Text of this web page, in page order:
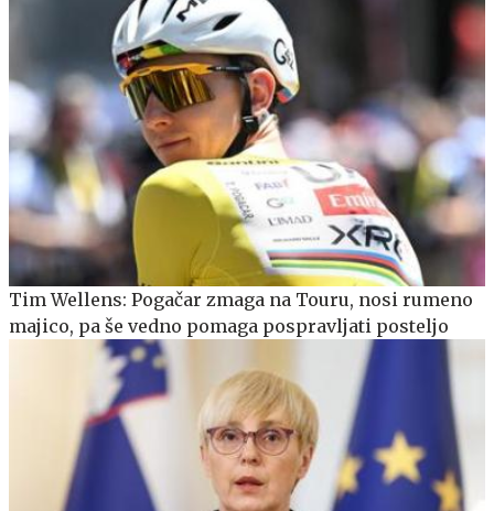
Tim Wellens: Pogačar zmaga na Touru, nosi rumeno
majico, pa še vedno pomaga pospravljati posteljo